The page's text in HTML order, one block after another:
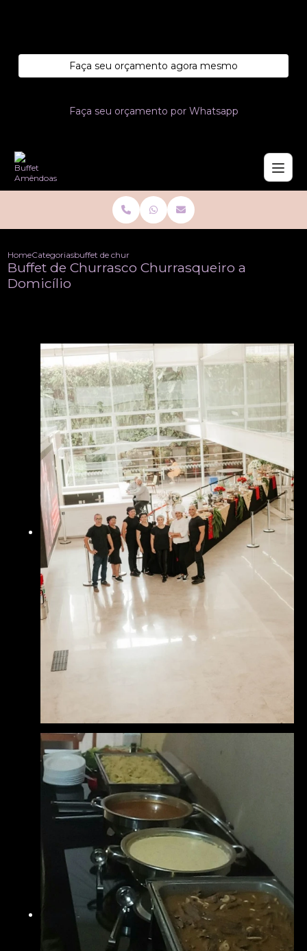
Faça seu orçamento agora mesmo
Faça seu orçamento por Whatsapp
HomeCategoriasbuffet de churrasco churrasqueiro a domicilio
Buffet de Churrasco Churrasqueiro a
Domicílio